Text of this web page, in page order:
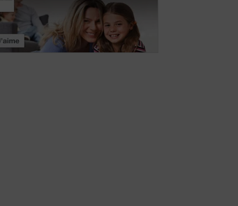
Hoe ziet een
astma-aanval
eruit?